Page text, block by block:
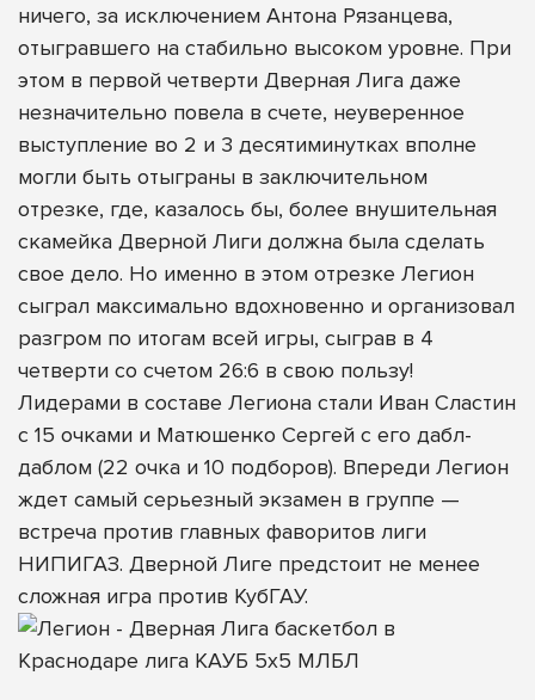
ничего, за исключением Антона Рязанцева,
отыгравшего на стабильно высоком уровне. При
этом в первой четверти Дверная Лига даже
незначительно повела в счете, неуверенное
выступление во 2 и 3 десятиминутках вполне
могли быть отыграны в заключительном
отрезке, где, казалось бы, более внушительная
скамейка Дверной Лиги должна была сделать
свое дело. Но именно в этом отрезке Легион
сыграл максимально вдохновенно и организовал
разгром по итогам всей игры, сыграв в 4
четверти со счетом 26:6 в свою пользу!
Лидерами в составе Легиона стали Иван Сластин
с 15 очками и Матюшенко Сергей с его дабл-
даблом (22 очка и 10 подборов). Впереди Легион
ждет самый серьезный экзамен в группе —
встреча против главных фаворитов лиги
НИПИГАЗ. Дверной Лиге предстоит не менее
сложная игра против КубГАУ.